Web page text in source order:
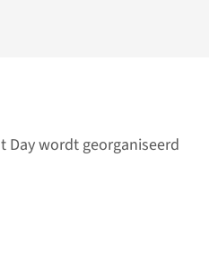
Day wordt georganiseerd